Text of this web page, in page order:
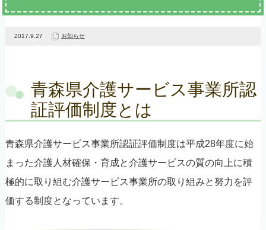
2017.9.27 お知らせ
青森県介護サービス事業所認
証評価制度とは
青森県介護サービス事業所認証評価制度は平成28年度に始
まった介護人材確保・育成と介護サービスの質の向上に積
極的に取り組む介護サービス事業所の取り組みと努力を評
価する制度となっています。